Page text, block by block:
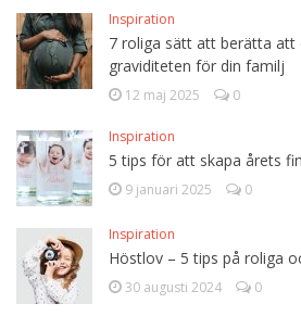
Inspiration
7 roliga sätt att berätta att
graviditeten för din familj
12 maj 2025 0
Inspiration
5 tips för att skapa årets
9 januari 2025 0
Inspiration
Höstlov – 5 tips på roliga
30 augusti 2024 0